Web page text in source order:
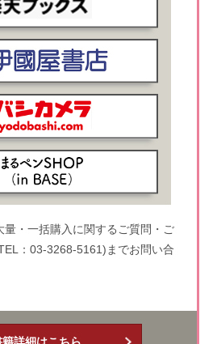
量・一括購入に関するご質問・ご
：03-3268-5161)までお問い合